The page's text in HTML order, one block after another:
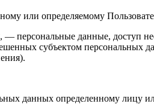
или определяемому
персональные данные, доступ
субъектом персональных
данных определенному лицу